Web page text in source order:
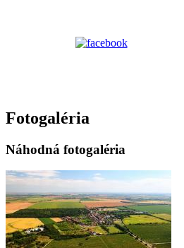
Fotogaléria
Náhodná fotogaléria